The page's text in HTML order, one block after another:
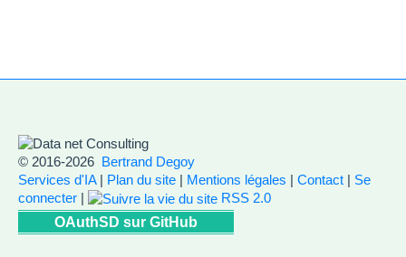
© 2016-2026 Bertrand Degoy
Services d'IA | Plan du site | Mentions légales | Contact | Se
connecter |
RSS 2.0
OAuthSD sur GitHub